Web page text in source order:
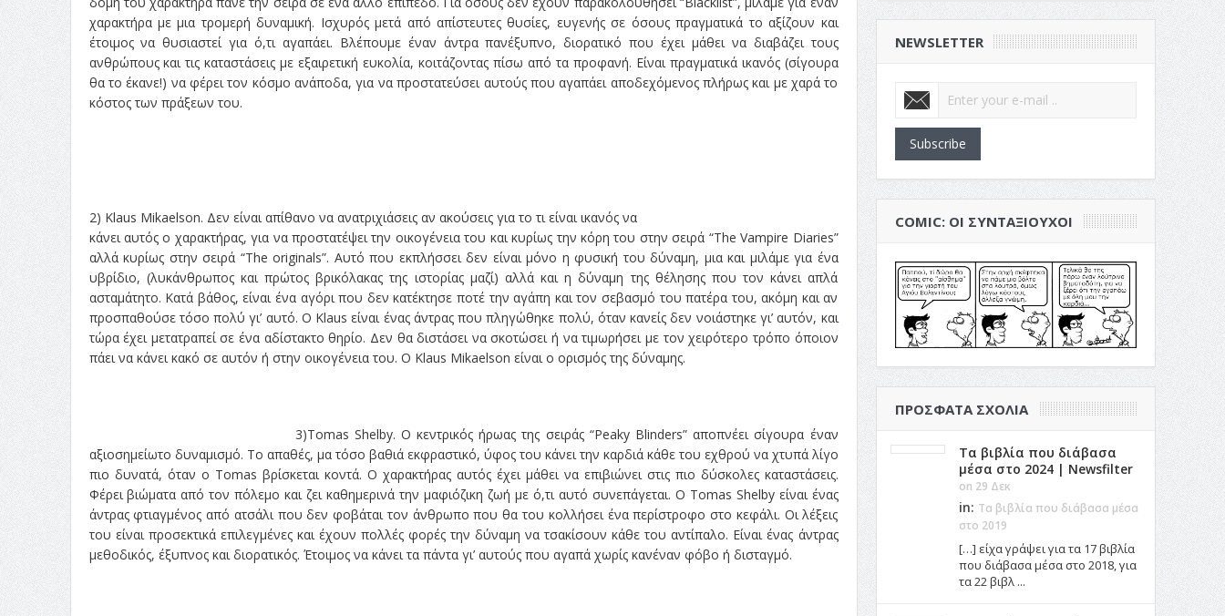
χαρακτήρα με μια τρομερή δυναμική. Ισχυρός μετά από απίστευτες θυσίες, ευγενής σε όσους πραγματικά το αξίζουν και
έτοιμος να θυσιαστεί για ό,τι αγαπάει. Βλέπουμε έναν άντρα πανέξυπνο, διορατικό που έχει μάθει να διαβάζει τους
ανθρώπους και τις καταστάσεις με εξαιρετική ευκολία, κοιτάζοντας πίσω από τα προφανή. Είναι πραγματικά ικανός (σίγουρα
θα το έκανε!) να φέρει τον κόσμο ανάποδα, για να προστατεύσει αυτούς που αγαπάει αποδεχόμενος πλήρως και με χαρά το
κόστος των πράξεων του.
2) Klaus Mikaelson. Δεν είναι απίθανο να ανατριχιάσεις αν ακούσεις για το τι είναι ικανός να
κάνει αυτός ο χαρακτήρας, για να προστατέψει την οικογένεια του και κυρίως την κόρη του στην σειρά “The Vampire Diaries”
αλλά κυρίως στην σειρά “The originals”. Αυτό που εκπλήσσει δεν είναι μόνο η φυσική του δύναμη, μια και μιλάμε για ένα
υβρίδιο, (λυκάνθρωπος και πρώτος βρικόλακας της ιστορίας μαζί) αλλά και η δύναμη της θέλησης που τον κάνει απλά
ασταμάτητο. Κατά βάθος, είναι ένα αγόρι που δεν κατέκτησε ποτέ την αγάπη και τον σεβασμό του πατέρα του, ακόμη και αν
προσπαθούσε τόσο πολύ γι’ αυτό. Ο Klaus είναι ένας άντρας που πληγώθηκε πολύ, όταν κανείς δεν νοιάστηκε γι’ αυτόν, και
τώρα έχει μετατραπεί σε ένα αδίστακτο θηρίο. Δεν θα διστάσει να σκοτώσει ή να τιμωρήσει με τον χειρότερο τρόπο όποιον
πάει να κάνει κακό σε αυτόν ή στην οικογένεια του. Ο Klaus Mikaelson είναι ο ορισμός της δύναμης.
3)Tomas Shelby. Ο κεντρικός ήρωας της σειράς “Peaky Blinders” αποπνέει σίγουρα έναν
αξιοσημείωτο δυναμισμό. Το απαθές, μα τόσο βαθιά εκφραστικό, ύφος του κάνει την καρδιά κάθε του εχθρού να χτυπά λίγο
πιο δυνατά, όταν ο Tomas βρίσκεται κοντά. Ο χαρακτήρας αυτός έχει μάθει να επιβιώνει στις πιο δύσκολες καταστάσεις.
Φέρει βιώματα από τον πόλεμο και ζει καθημερινά την μαφιόζικη ζωή με ό,τι αυτό συνεπάγεται. Ο Tomas Shelby είναι ένας
άντρας φτιαγμένος από ατσάλι που δεν φοβάται τον άνθρωπο που θα του κολλήσει ένα περίστροφο στο κεφάλι. Οι λέξεις
του είναι προσεκτικά επιλεγμένες και έχουν πολλές φορές την δύναμη να τσακίσουν κάθε του αντίπαλο. Είναι ένας άντρας
μεθοδικός, έξυπνος και διορατικός. Έτοιμος να κάνει τα πάντα γι’ αυτούς που αγαπά χωρίς κανέναν φόβο ή δισταγμό.
NEWSLETTER
Subscribe
COMIC: ΟΙ ΣΥΝΤΑΞΙΟΎΧΟΙ
ΠΡΌΣΦΑΤΑ ΣΧΌΛΙΑ
Τα βιβλία που διάβασα
μέσα στο 2024 | Newsfilter
on 29 Δεκ
in: Τα βιβλία που διάβασα μέσα
στο 2019
[…] είχα γράψει για τα 17 βιβλία
που διάβασα μέσα στο 2018, για
τα 22 βιβλ ...